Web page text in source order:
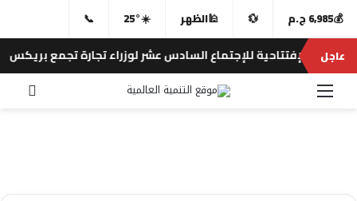
💰6,985 ج.م 💱
🕌الظهر ☀️
25°
📞
عاجلالإفتتاحية للإجتماع السادس عشر لوزراء تجارة تجمع بريكس
القائمة